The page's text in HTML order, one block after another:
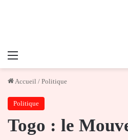
Menu
Accueil / Politique
Politique
Togo : le